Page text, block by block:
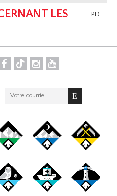
.PDF
LES
F T I Y